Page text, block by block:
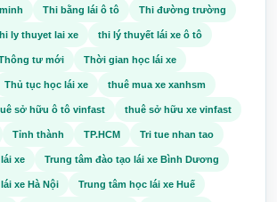
Thi bằng lái ô tô Thi đường trường
ly thuyet lai xe thi lý thuyết lái xe ô tô
tư mới Thời gian học lái xe
Thủ tục học lái xe thuê mua xe xanhsm
sở hữu ô tô vinfast thuê sở hữu xe vinfast
Tỉnh thành TP.HCM Tri tue nhan tao
xe Trung tâm đào tạo lái xe Bình Dương
xe Hà Nội Trung tâm học lái xe Huế